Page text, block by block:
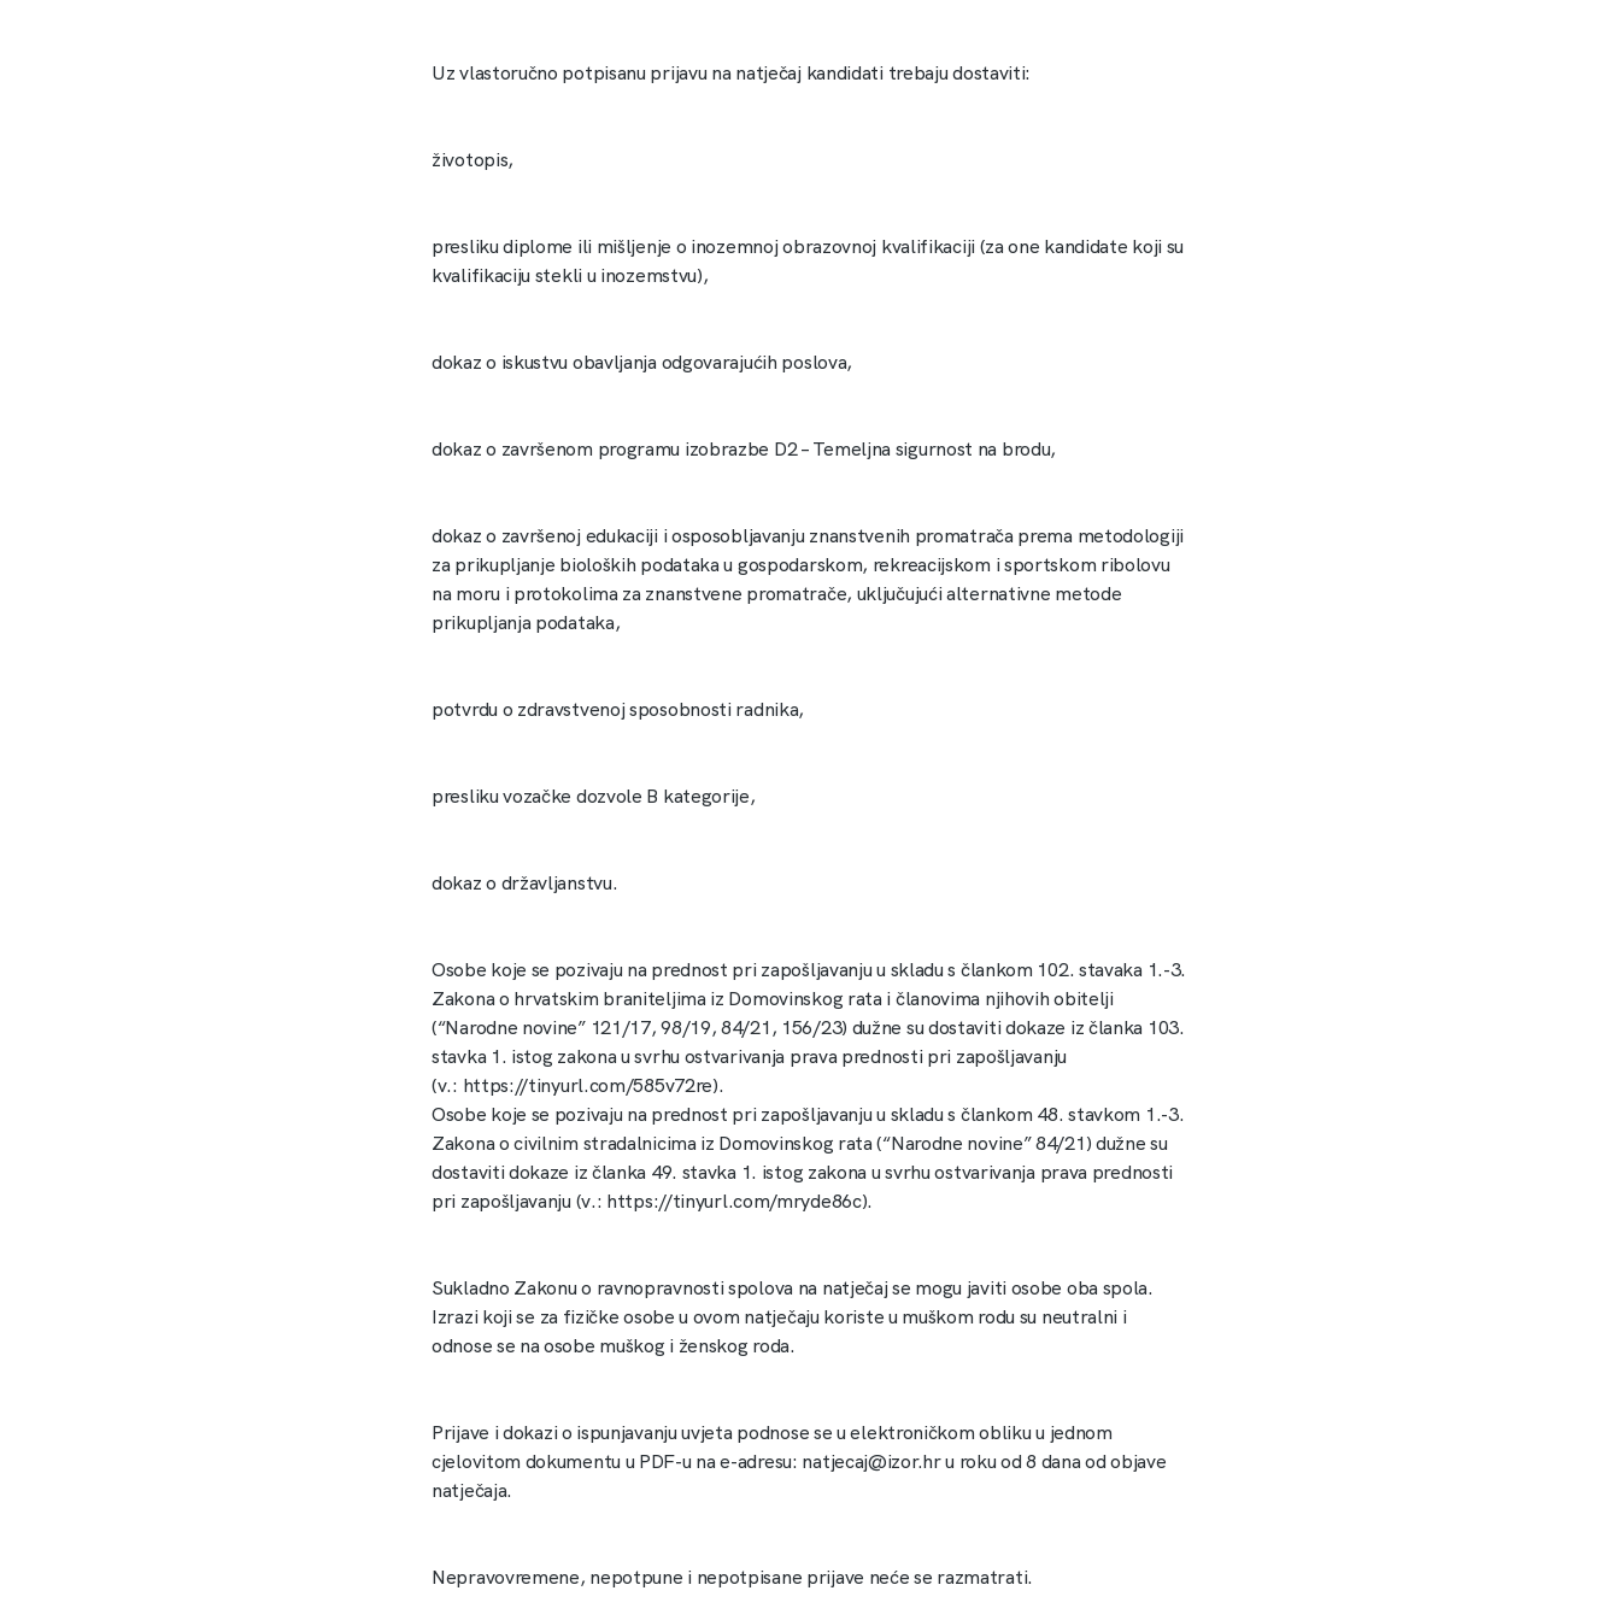
Uz vlastoručno potpisanu prijavu na natječaj kandidati trebaju dostaviti:
životopis,
presliku diplome ili mišljenje o inozemnoj obrazovnoj kvalifikaciji (za one kandidate koji su
kvalifikaciju stekli u inozemstvu),
dokaz o iskustvu obavljanja odgovarajućih poslova,
dokaz o završenom programu izobrazbe D2 – Temeljna sigurnost na brodu,
dokaz o završenoj edukaciji i osposobljavanju znanstvenih promatrača prema metodologiji
za prikupljanje bioloških podataka u gospodarskom, rekreacijskom i sportskom ribolovu
na moru i protokolima za znanstvene promatrače, uključujući alternativne metode
prikupljanja podataka,
potvrdu o zdravstvenoj sposobnosti radnika,
presliku vozačke dozvole B kategorije,
dokaz o državljanstvu.
Osobe koje se pozivaju na prednost pri zapošljavanju u skladu s člankom 102. stavaka 1.-3.
Zakona o hrvatskim braniteljima iz Domovinskog rata i članovima njihovih obitelji
(“Narodne novine” 121/17, 98/19, 84/21, 156/23) dužne su dostaviti dokaze iz članka 103.
stavka 1. istog zakona u svrhu ostvarivanja prava prednosti pri zapošljavanju
(v.: https://tinyurl.com/585v72re).
Osobe koje se pozivaju na prednost pri zapošljavanju u skladu s člankom 48. stavkom 1.-3.
Zakona o civilnim stradalnicima iz Domovinskog rata (“Narodne novine” 84/21) dužne su
dostaviti dokaze iz članka 49. stavka 1. istog zakona u svrhu ostvarivanja prava prednosti
pri zapošljavanju (v.: https://tinyurl.com/mryde86c).
Sukladno Zakonu o ravnopravnosti spolova na natječaj se mogu javiti osobe oba spola.
Izrazi koji se za fizičke osobe u ovom natječaju koriste u muškom rodu su neutralni i
odnose se na osobe muškog i ženskog roda.
Prijave i dokazi o ispunjavanju uvjeta podnose se u elektroničkom obliku u jednom
cjelovitom dokumentu u PDF-u na e-adresu: natjecaj@izor.hru roku od 8 dana od objave
natječaja.
Nepravovremene, nepotpune i nepotpisane prijave neće se razmatrati.